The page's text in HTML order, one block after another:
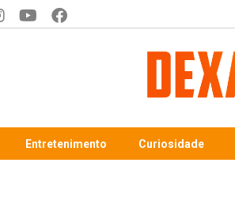
Entretenimento Curiosidade